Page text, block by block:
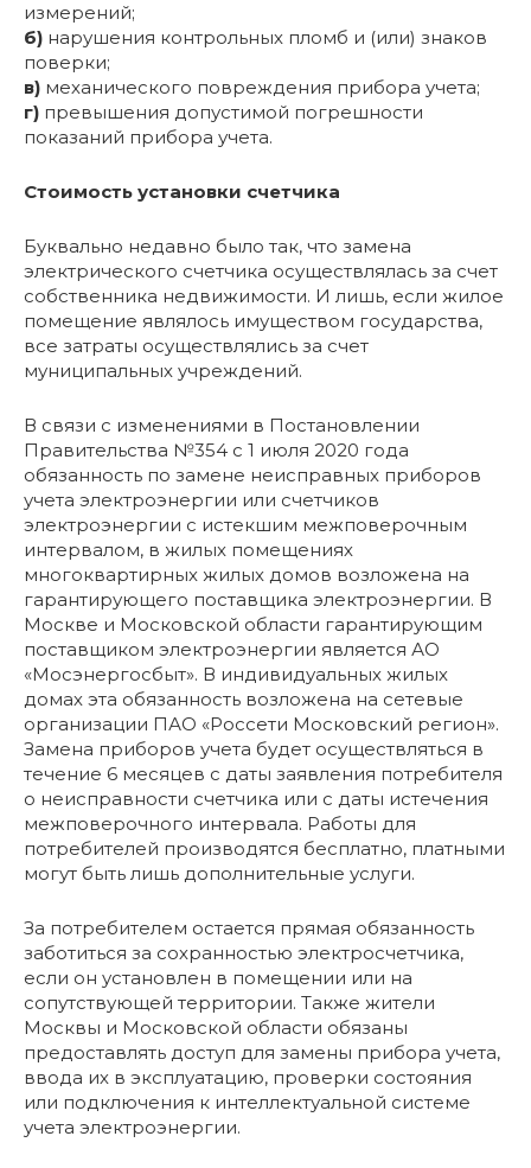
измерений;
б) нарушения контрольных пломб и (или) знаков
поверки;
в) механического повреждения прибора учета;
г) превышения допустимой погрешности
показаний прибора учета.
Стоимость установки счетчика
Буквально недавно было так, что замена
электрического счетчика осуществлялась за счет
собственника недвижимости. И лишь, если жилое
помещение являлось имуществом государства,
все затраты осуществлялись за счет
муниципальных учреждений.
В связи с изменениями в Постановлении
Правительства №354 с 1 июля 2020 года
обязанность по замене неисправных приборов
учета электроэнергии или счетчиков
электроэнергии с истекшим межповерочным
интервалом, в жилых помещениях
многоквартирных жилых домов возложена на
гарантирующего поставщика электроэнергии. В
Москве и Московской области гарантирующим
поставщиком электроэнергии является АО
«Мосэнергосбыт». В индивидуальных жилых
домах эта обязанность возложена на сетевые
организации ПАО «Россети Московский регион».
Замена приборов учета будет осуществляться в
течение 6 месяцев с даты заявления потребителя
о неисправности счетчика или с даты истечения
межповерочного интервала. Работы для
потребителей производятся бесплатно, платными
могут быть лишь дополнительные услуги.
За потребителем остается прямая обязанность
заботиться за сохранностью электросчетчика,
если он установлен в помещении или на
сопутствующей территории. Также жители
Москвы и Московской области обязаны
предоставлять доступ для замены прибора учета,
ввода их в эксплуатацию, проверки состояния
или подключения к интеллектуальной системе
учета электроэнергии.